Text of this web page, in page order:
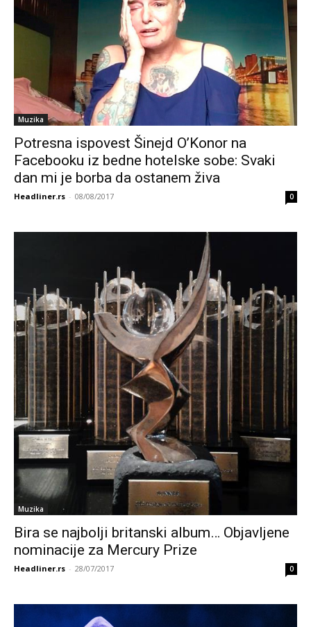
Muzika
Potresna ispovest Šinejd O’Konor na
Facebooku iz bedne hotelske sobe: Svaki
dan mi je borba da ostanem živa
Headliner.rs - 08/08/2017 0
Muzika
Bira se najbolji britanski album… Objavljene
nominacije za Mercury Prize
Headliner.rs - 28/07/2017 0